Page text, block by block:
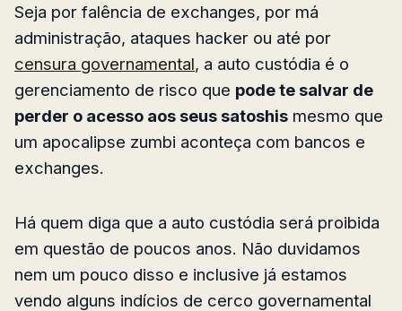
Seja por falência de exchanges, por má
administração, ataques hacker ou até por
censura governamental, a auto custódia é o
gerenciamento de risco que pode te salvar de
perder o acesso aos seus satoshis mesmo que
um apocalipse zumbi aconteça com bancos e
exchanges.
Há quem diga que a auto custódia será proibida
em questão de poucos anos. Não duvidamos
nem um pouco disso e inclusive já estamos
vendo alguns indícios de cerco governamental